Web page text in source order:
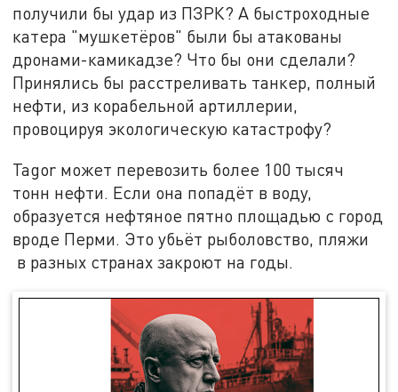
получили бы удар из ПЗРК? А быстроходные
катера "мушкетёров" были бы атакованы
дронами-камикадзе? Что бы они сделали?
Принялись бы расстреливать танкер, полный
нефти, из корабельной артиллерии,
провоцируя экологическую катастрофу?
Tagor может перевозить более 100 тысяч
тонн нефти. Если она попадёт в воду,
образуется нефтяное пятно площадью с город
вроде Перми. Это убьёт рыболовство, пляжи
в разных странах закроют на годы.